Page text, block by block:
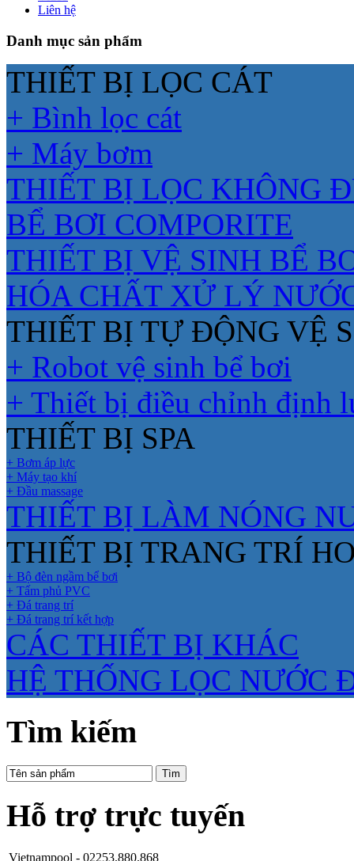
Liên hệ
Danh mục sản phẩm
THIẾT BỊ LỌC CÁT
+ Bình lọc cát
+ Máy bơm
THIẾT BỊ LỌC KHÔNG
BỂ BƠI COMPORITE
THIẾT BỊ VỆ SINH BỂ
HÓA CHẤT XỬ LÝ
THIẾT BỊ TỰ ĐỘNG VỆ
+ Robot vệ sinh bể bơi
+ Thiết bị điều chỉnh định
THIẾT BỊ SPA
+ Bơm áp lực
+ Máy tạo khí
+ Đầu massage
THIẾT BỊ LÀM NÓNG
THIẾT BỊ TRANG TRÍ
+ Bộ đèn ngầm bể bơi
+ Tấm phủ PVC
+ Đá trang trí
+ Đá trang trí kết hợp
CÁC THIẾT BỊ KHÁC
HỆ THỐNG LỌC NƯỚC
Tìm kiếm
Hỗ trợ trực tuyến
Vietnampool - 02253.880.868